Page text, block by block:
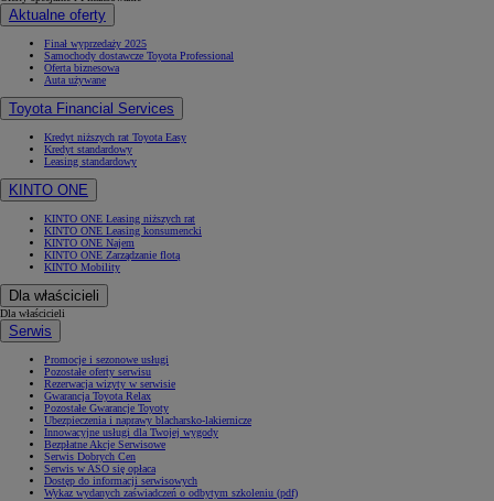
Aktualne oferty
Finał wyprzedaży 2025
Samochody dostawcze Toyota Professional
Oferta biznesowa
Auta używane
Toyota Financial Services
Kredyt niższych rat Toyota Easy
Kredyt standardowy
Leasing standardowy
KINTO ONE
KINTO ONE Leasing niższych rat
KINTO ONE Leasing konsumencki
KINTO ONE Najem
KINTO ONE Zarządzanie flotą
KINTO Mobility
Dla właścicieli
Dla właścicieli
Serwis
Promocje i sezonowe usługi
Pozostałe oferty serwisu
Rezerwacja wizyty w serwisie
Gwarancja Toyota Relax
Pozostałe Gwarancje Toyoty
Ubezpieczenia i naprawy blacharsko-lakiernicze
Innowacyjne usługi dla Twojej wygody
Bezpłatne Akcje Serwisowe
Serwis Dobrych Cen
Serwis w ASO się opłaca
Dostęp do informacji serwisowych
Wykaz wydanych zaświadczeń o odbytym szkoleniu (pdf)